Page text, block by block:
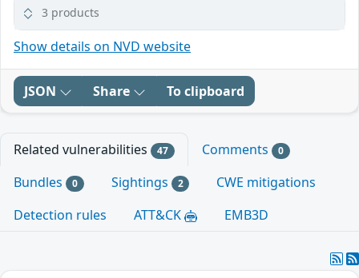
3 products
Show details on NVD website
JSON Share To clipboard
Related vulnerabilities 47 Comments 0
Bundles 0 Sightings 2
CWE mitigations
Detection rules
ATT&CK EMB3D